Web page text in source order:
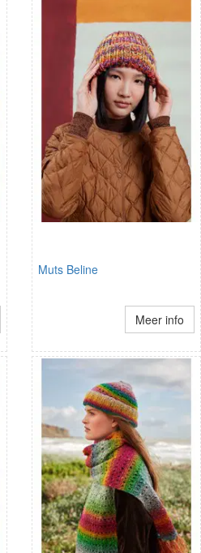
Muts Beline
Meer info